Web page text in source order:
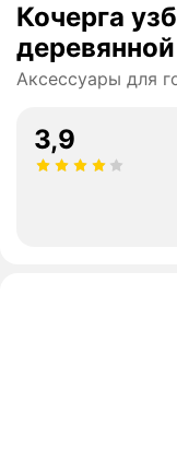
Кочерга
Аксессуары для
3,9